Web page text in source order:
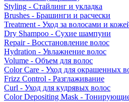
Styling - Стайлинг и укладка
Brushes - Брашинги и расчески
Treatment - Уход за волосами и
Dry Shampoo - Сухие шампуни
Repair - Восстановление волос
Hydration - Увлажнение волос
Volume - Объем для волос
Color Care - Уход для окрашенных
Frizz Control - Разглаживание
Curl - Уход для кудрявых волос
Color Depositing Mask -